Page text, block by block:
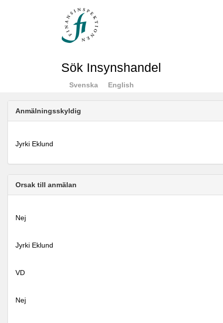
Sök Insynshandel
Svenska English
Anmälningsskyldig
Jyrki Eklund
Orsak till anmälan
Nej
Jyrki Eklund
VD
Nej